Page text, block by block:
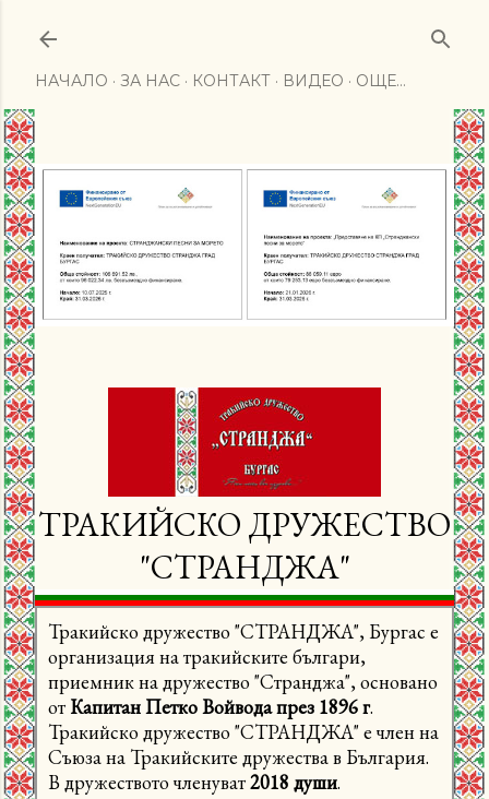
НАЧАЛО ЗА НАС КОНТАКТ ВИДЕО ОЩЕ…
ТРАКИЙСКО ДРУЖЕСТВО
"СТРАНДЖА"
Тракийско дружество "СТРАНДЖА", Бургас е
организация на тракийските българи,
приемник на дружество "Странджа", основано
от Капитан Петко Войвода през 1896 г.
Тракийско дружество "СТРАНДЖА" е член на
Съюза на Тракийските дружества в България.
В дружеството членуват2018 души.